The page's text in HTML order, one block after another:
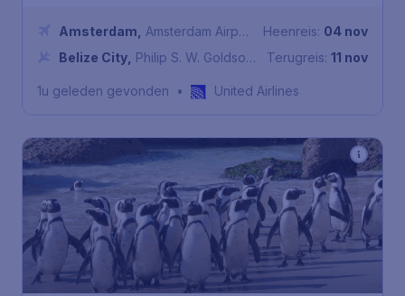
Amsterdam
Amsterdam Airport
Schiphol
Belize City Philip S. W. Goldson
Heenreis: 04 nov
Terugreis: 11 nov
1u geleden gevonden • United Airlines